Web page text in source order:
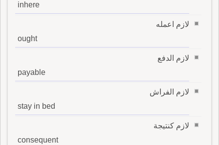
inhere
لازم اعمله
ought
لازم الدفع
payable
لازم الفراش
stay in bed
لازم كنتيجة
consequent